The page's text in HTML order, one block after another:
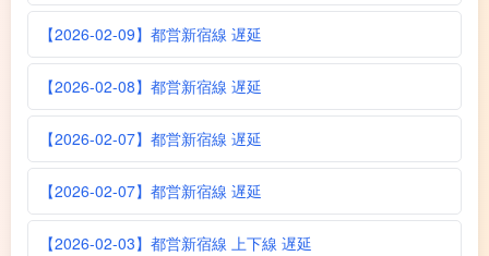
【2026-02-09】都営新宿線 遅延
【2026-02-08】都営新宿線 遅延
【2026-02-07】都営新宿線 遅延
【2026-02-07】都営新宿線 遅延
【2026-02-03】都営新宿線 上下線 遅延